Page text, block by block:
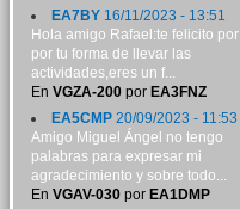
EA7BY16/11/2023 - 13:51
Hola amigo Rafael:te felicito por
por tu forma de llevar las
actividades,eres un f...
En VGZA-200por EA3FNZ
EA5CMP20/09/2023 - 11:53
Amigo Miguel Ángel no tengo
palabras para expresar mi
agradecimiento y sobre todo...
En VGAV-030por EA1DMP